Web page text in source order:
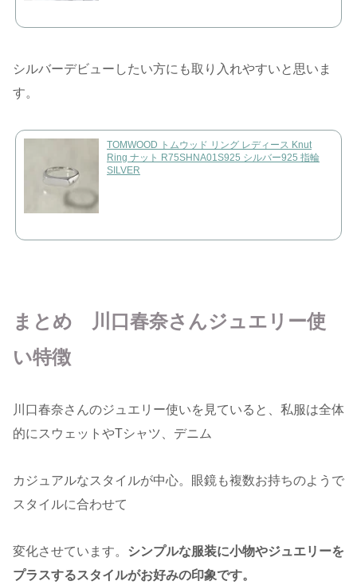
シルバーデビューしたい方にも取り入れやすいと思いま
す。
TOMWOOD トムウッド リング レディース Knut
Ring ナット R75SHNA01S925 シルバー925 指輪
SILVER
まとめ 川口春奈さんジュエリー使
い特徴
川口春奈さんのジュエリー使いを見ていると、私服は全体
的にスウェットやTシャツ、デニム
カジュアルなスタイルが中心。眼鏡も複数お持ちのようで
スタイルに合わせて
変化させています。
シンプルな服装に小物やジュエリーを
プラスするスタイルがお好みの印象です。